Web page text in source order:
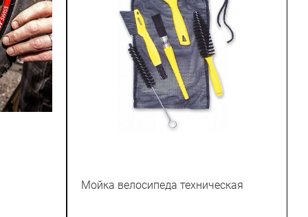
Мойка велосипеда техническая